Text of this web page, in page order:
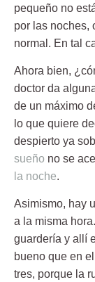
pequeño no
por las noches,
normal. En tal
Ahora bien,
doctor da
de un máximo
lo que quiere
despierto ya
sueño no se
la noche.
Asimismo, hay
a la misma hora.
guardería y allí
bueno que en
tres, porque la